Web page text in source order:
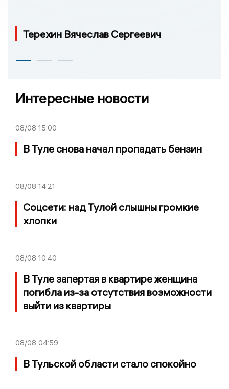
Терехин Вячеслав Сергеевич
Интересные новости
08/08 15:00
В Туле снова начал пропадать бензин
08/08 14:21
Соцсети: над Тулой слышны громкие
хлопки
08/08 10:40
В Туле запертая в квартире женщина
погибла из-за отсутствия возможности
выйти из квартиры
08/08 04:59
В Тульской области стало спокойно